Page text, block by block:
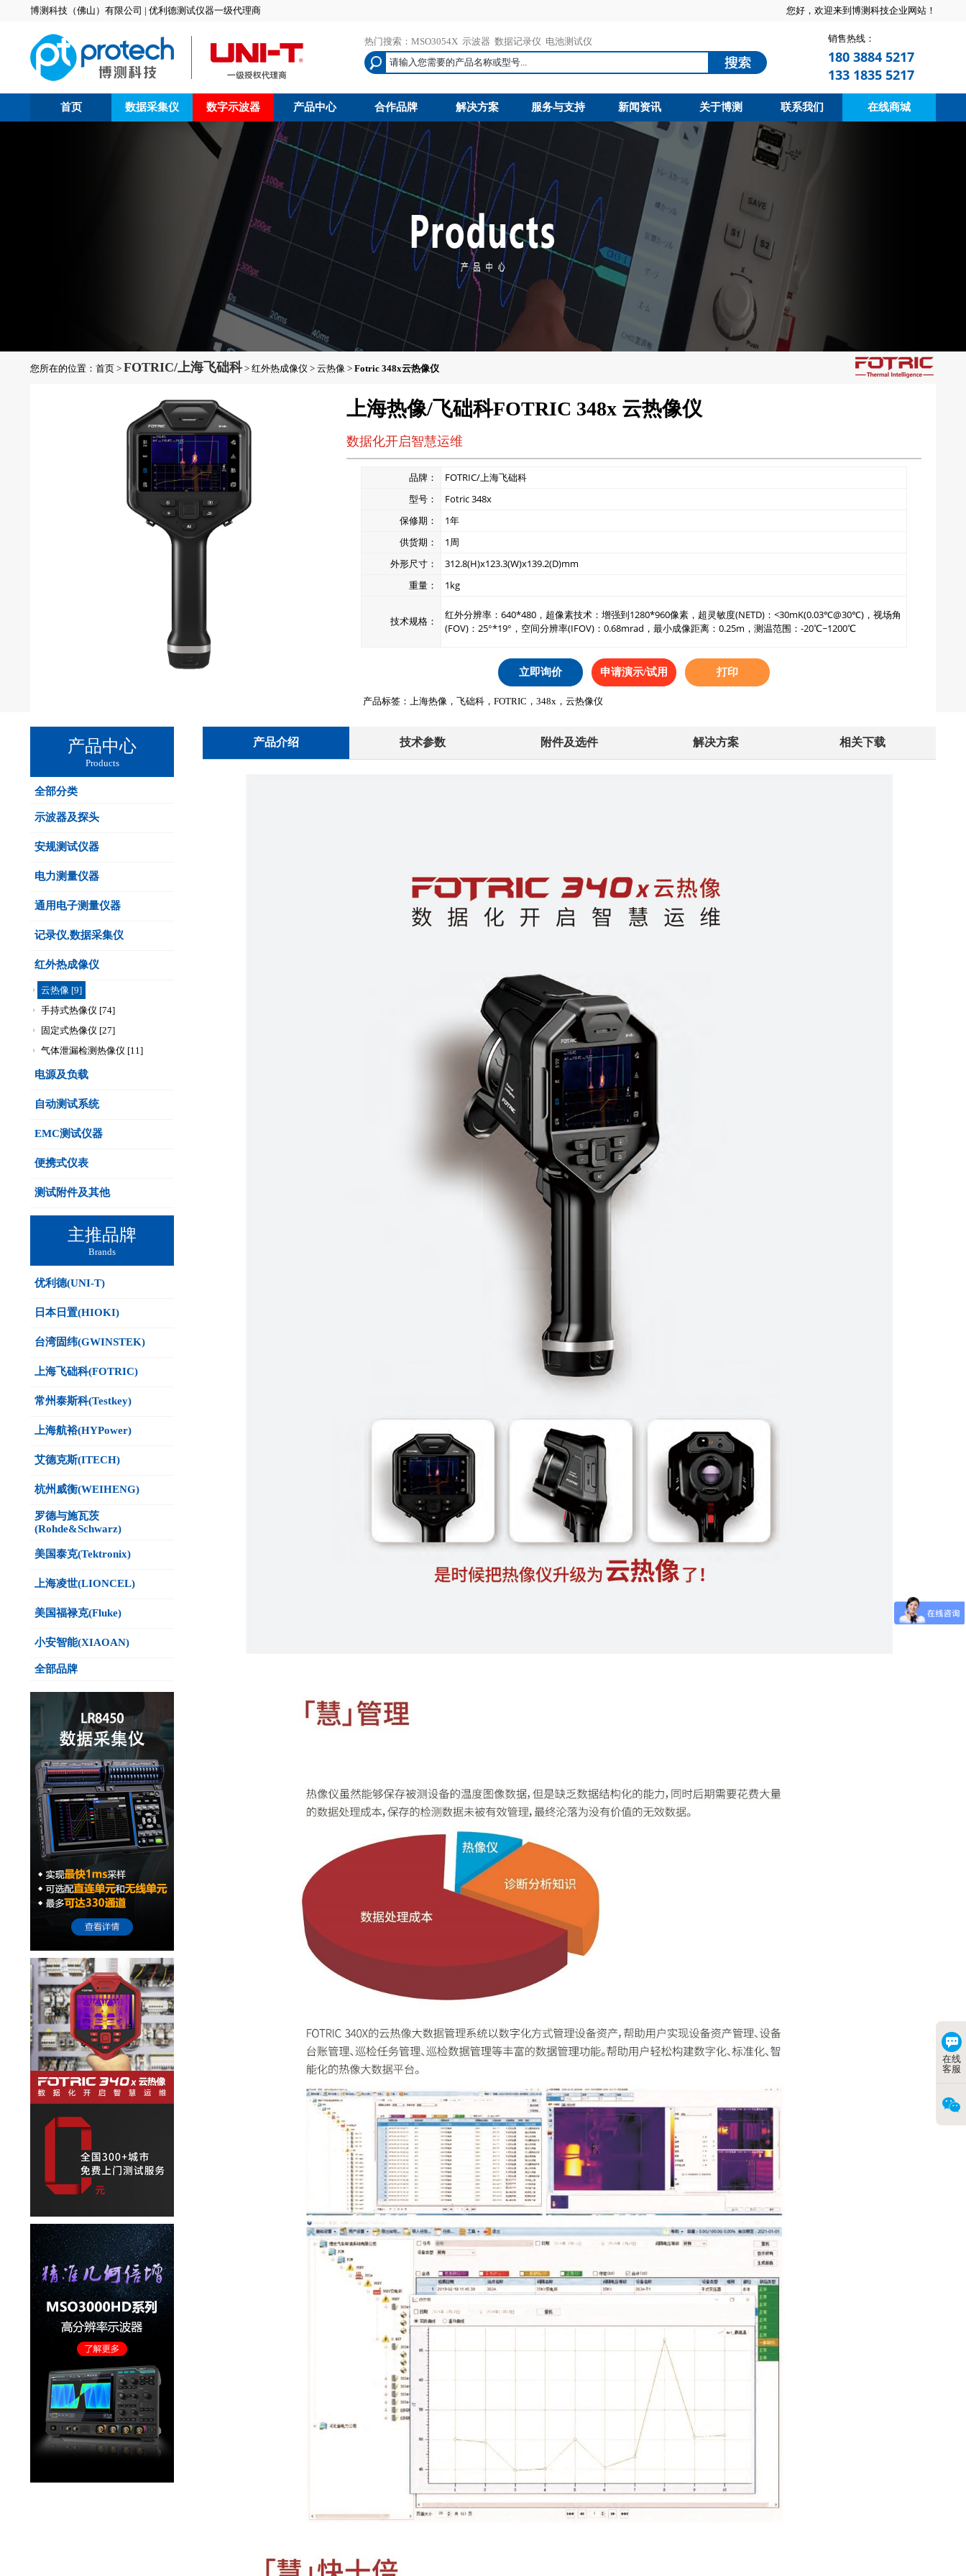
博测科技（佛山）有限公司 | 优利德测试仪器一级代理商 您好，欢迎来到博测科技企业网站！
热门搜索： MSO3054X 示波器 数据记录仪 电池测试仪 销售热线：
180 3884 5217
133 1835 5217
首页 数据采集仪 数字示波器 产品中心 合作品牌 解决方案 服务与支持 新闻资讯 关于博测 联系我们 在线商城
您所在的位置： 首页 > FOTRIC/上海飞础科> 红外热成像仪 > 云热像 > Fotric 348x云热像仪
上海热像/飞础科FOTRIC 348x 云热像仪
数据化开启智慧运维
品牌：
FOTRIC/上海飞础科
型号：
Fotric 348x
保修期：
1年
供货期：
1周
外形尺寸：
312.8(H)x123.3(W)x139.2(D)mm
重量：
1kg
技术规格：
红外分辨率：640*480，超像素技术：增强到1280*960像素，超灵敏度(NETD)：<30mK(0.03℃@30℃)，视场角
(FOV)：25°*19°，空间分辨率(IFOV)：0.68mrad，最小成像距离：0.25m，测温范围：-20℃~1200℃
立即询价 申请演示/试用 打印
产品标签：上海热像，飞础科，FOTRIC，348x，云热像仪
产品中心
Products
全部分类
示波器及探头
安规测试仪器
电力测量仪器
通用电子测量仪器
记录仪,数据采集仪
红外热成像仪
云热像 [9]
手持式热像仪 [74]
固定式热像仪 [27]
气体泄漏检测热像仪 [11]
电源及负载
自动测试系统
EMC测试仪器
便携式仪表
测试附件及其他
主推品牌
Brands
优利德(UNI-T)
日本日置(HIOKI)
台湾固纬(GWINSTEK)
上海飞础科(FOTRIC)
常州泰斯科(Testkey)
上海航裕(HYPower)
艾德克斯(ITECH)
杭州威衡(WEIHENG)
罗德与施瓦茨
(Rohde&Schwarz)
美国泰克(Tektronix)
上海凌世(LIONCEL)
美国福禄克(Fluke)
小安智能(XIAOAN)
全部品牌
产品介绍 技术参数 附件及选件 解决方案 相关下载
在线
客服